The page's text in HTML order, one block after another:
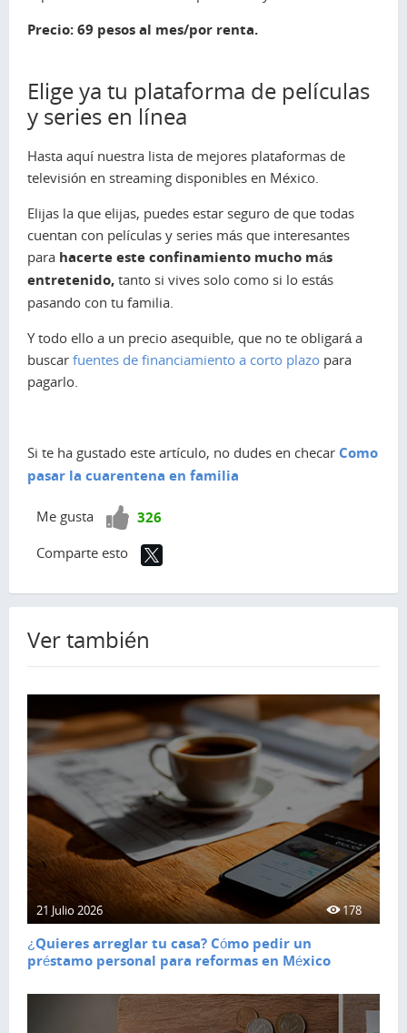
Precio: 69 pesos al mes/por renta.
Elige ya tu plataforma de películas
y series en línea
Hasta aquí nuestra lista de mejores plataformas de
televisión en streaming disponibles en México.
Elijas la que elijas, puedes estar seguro de que todas
cuentan con películas y series más que interesantes
para hacerte este confinamiento mucho más
entretenido, tanto si vives solo como si lo estás
pasando con tu familia.
Y todo ello a un precio asequible, que no te obligará a
buscar fuentes de financiamiento a corto plazo para
pagarlo.
Si te ha gustado este artículo, no dudes en checar Como
pasar la cuarentena en familia
Me gusta
¡Vota326
Comparte esto
Ver también
21 Julio 2026 178
¿Quieres arreglar tu casa? Cómo pedir un
préstamo personal para reformas en México